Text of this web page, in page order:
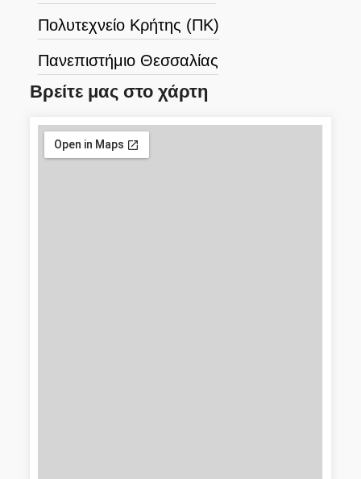
Πολυτεχνείο Κρήτης (ΠΚ)
Πανεπιστήμιο Θεσσαλίας
Βρείτε μας στο χάρτη